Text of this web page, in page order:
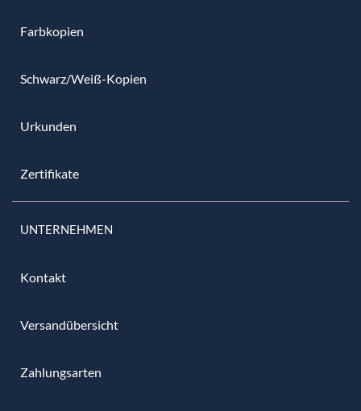
Farbkopien
Schwarz/Weiß-Kopien
Urkunden
Zertifikate
UNTERNEHMEN
Kontakt
Versandübersicht
Zahlungsarten